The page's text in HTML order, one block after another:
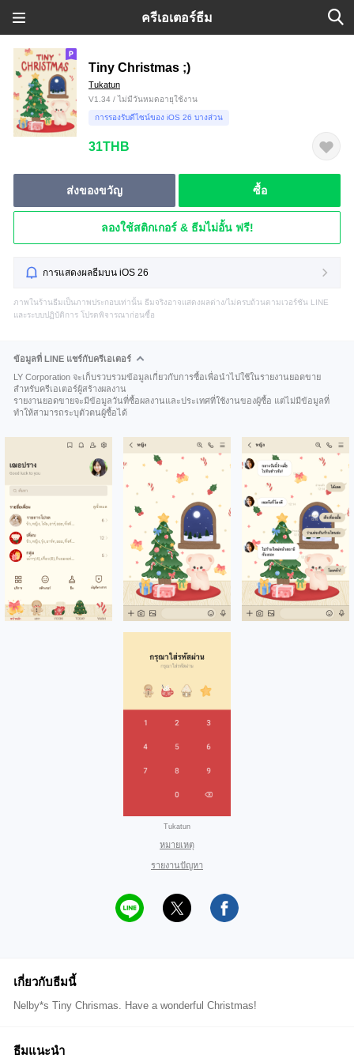
ครีเอเตอร์ธีม
Tiny Christmas ;)
Tukatun
V1.34 / ไม่มีวันหมดอายุใช้งาน
การรองรับดีไซน์ของ iOS 26 บางส่วน
31THB
ส่งของขวัญ ซื้อ
ลองใช้สติกเกอร์ & ธีมไม่อั้น ฟรี!
การแสดงผลธีมบน iOS 26
ภาพในร้านธีมเป็นภาพประกอบเท่านั้น ธีมจริงอาจแสดงผลต่าง/ไม่ครบถ้วนตามเวอร์ชัน LINE
และระบบปฏิบัติการ โปรดพิจารณาก่อนซื้อ
ข้อมูลที่ LINE แชร์กับครีเอเตอร์
LY Corporation จะเก็บรวบรวมข้อมูลเกี่ยวกับการซื้อเพื่อนำไปใช้ในรายงานยอดขาย
สำหรับครีเอเตอร์ผู้สร้างผลงาน
รายงานยอดขายจะมีข้อมูลวันที่ซื้อผลงานและประเทศที่ใช้งานของผู้ซื้อ แต่ไม่มีข้อมูลที่
ทำให้สามารถระบุตัวตนผู้ซื้อได้
Tukatun
หมายเหตุ
รายงานปัญหา
เกี่ยวกับธีมนี้
Nelby*s Tiny Chrismas. Have a wonderful Christmas!
ธีมแนะนำ